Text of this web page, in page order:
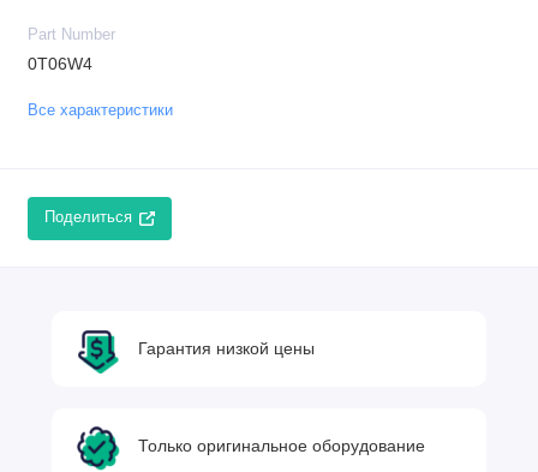
Part Number
0T06W4
Все характеристики
Поделиться
Гарантия низкой цены
Только оригинальное оборудование